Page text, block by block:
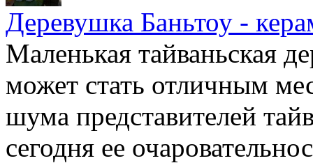
Деревушка Баньтоу -
Маленькая тайваньская
может стать отличным
шума представителей
сегодня ее